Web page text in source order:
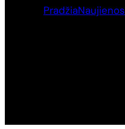
PradžiaNaujienos